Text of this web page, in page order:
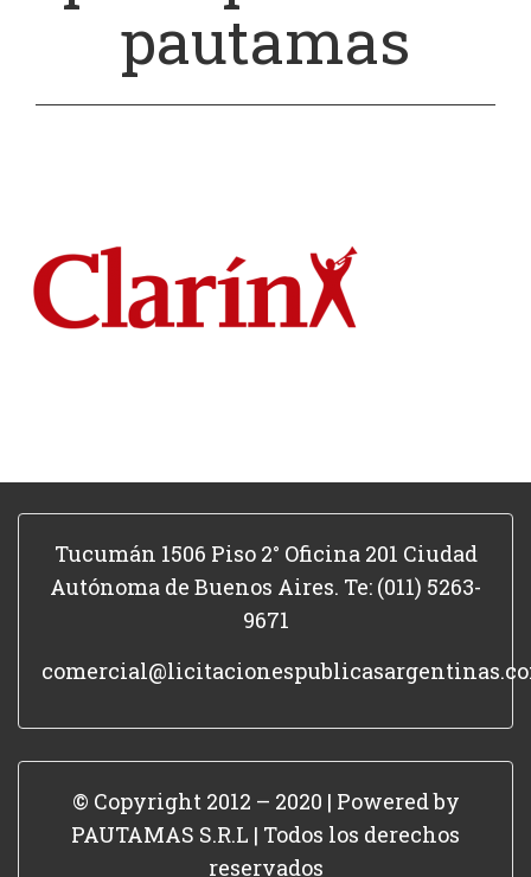
pautamas
Tucumán 1506 Piso 2° Oficina 201 Ciudad
Autónoma de Buenos Aires. Te: (011) 5263-
9671
© Copyright 2012 – 2020 | Powered by
PAUTAMAS S.R.L | Todos los derechos
reservados